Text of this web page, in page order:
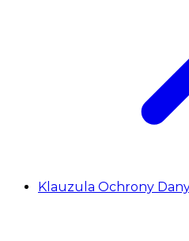
Klauzula Ochrony